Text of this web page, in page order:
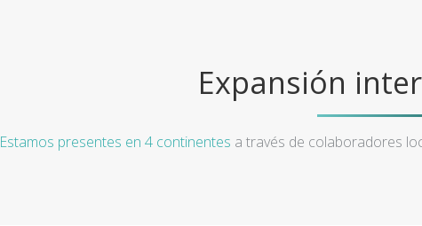
Expansión
Estamos presentes en 4 continentes a través de colaboradores